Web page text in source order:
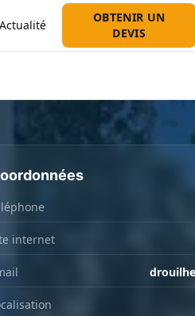
Actualité
OBTENIR UN
DEVIS
internet